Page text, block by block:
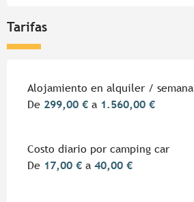
Tarifas
Tarifas 2026
Alojamiento en alquiler / semana
De 299,00 € a 1.560,00 €
Costo diario por camping car
De 17,00 € a 40,00 €